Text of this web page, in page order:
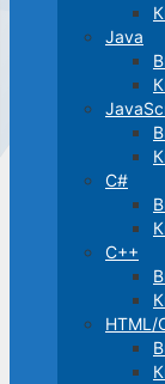
Java
C#
C++
HTML/